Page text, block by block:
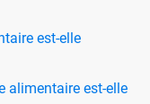
est-elle
alimentaire est-elle